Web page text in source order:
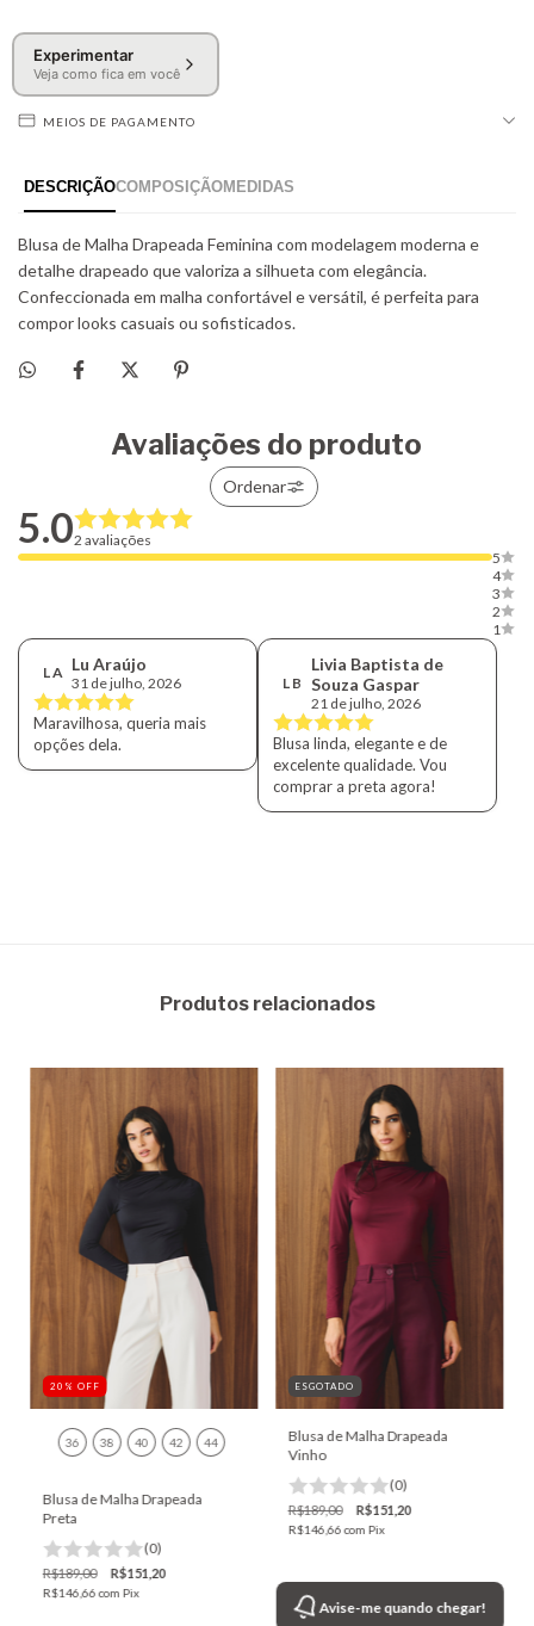
Experimentar
Veja como fica em você
MEIOS DE PAGAMENTO
Avaliações do produto
Ordenar
5.02 avaliações
5
4
3
2
1
L A Lu Araújo
31 de julho, 2026
Maravilhosa, queria mais
opções dela.
L B
Livia Baptista de
Souza Gaspar
21 de julho, 2026
Blusa linda, elegante e de
excelente qualidade. Vou
comprar a preta agora!
Produtos relacionados
20 % OFF
36 38 40 42 44
Blusa de Malha Drapeada
Preta
(0)
R$189,00 R$151,20
R$146,66com Pix
ESGOTADO
Blusa de Malha Drapeada
Vinho
(0)
R$189,00 R$151,20
R$146,66com Pix
Avise-me quando chegar!